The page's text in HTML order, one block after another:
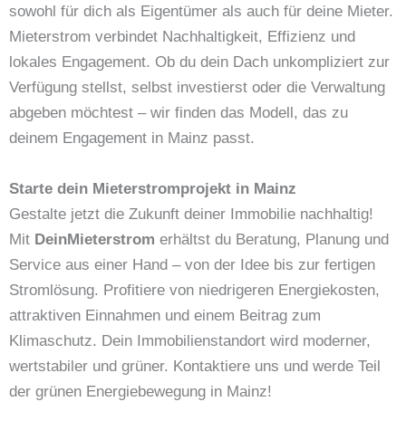
sowohl für dich als Eigentümer als auch für deine Mieter.
Mieterstrom verbindet Nachhaltigkeit, Effizienz und
lokales Engagement. Ob du dein Dach unkompliziert zur
Verfügung stellst, selbst investierst oder die Verwaltung
abgeben möchtest – wir finden das Modell, das zu
deinem Engagement in Mainz passt.
Starte dein Mieterstromprojekt in Mainz
Gestalte jetzt die Zukunft deiner Immobilie nachhaltig!
Mit DeinMieterstrom erhältst du Beratung, Planung und
Service aus einer Hand – von der Idee bis zur fertigen
Stromlösung. Profitiere von niedrigeren Energiekosten,
attraktiven Einnahmen und einem Beitrag zum
Klimaschutz. Dein Immobilienstandort wird moderner,
wertstabiler und grüner. Kontaktiere uns und werde Teil
der grünen Energiebewegung in Mainz!